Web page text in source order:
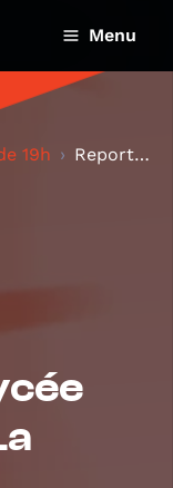
Menu
19h Reportage au lycée Jean Quarré / La matinale